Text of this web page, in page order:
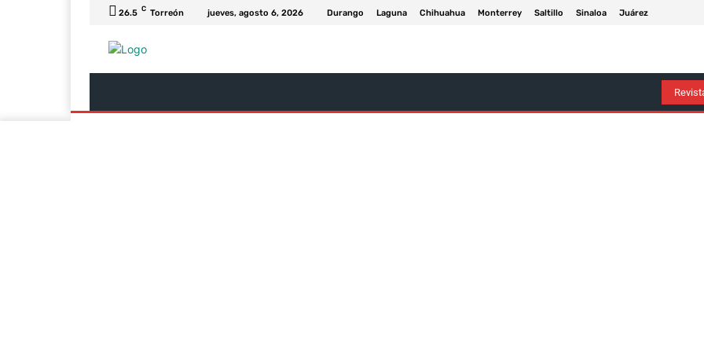
26.5 C Torreón jueves, agosto 6, 2026 Durango Laguna Chihuahua Monterrey Saltillo Sinaloa Juárez
Política